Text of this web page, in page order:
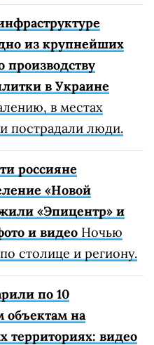
из крупнейших
в Украине
в местах
пострадали люди.
россияне
«Новой
«Эпицентр» и
и видео Ночью
столице и региону.
по 10
объектам на
территориях: видео